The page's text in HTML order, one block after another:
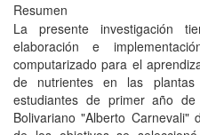
Resumen
La presente investigación
elaboración e
computarizado para el
de nutrientes en las
estudiantes de primer año
Bolivariano "Alberto